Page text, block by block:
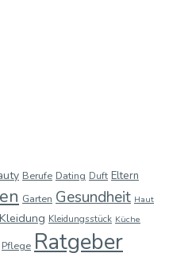
Berufe Dating Duft Eltern
Garten Gesundheit Haut
Kleidung Kleidungsstück Küche
Pflege Ratgeber